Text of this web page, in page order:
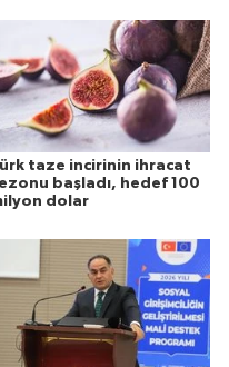
taze incirinin ihracat
başladı, hedef 100
dolar